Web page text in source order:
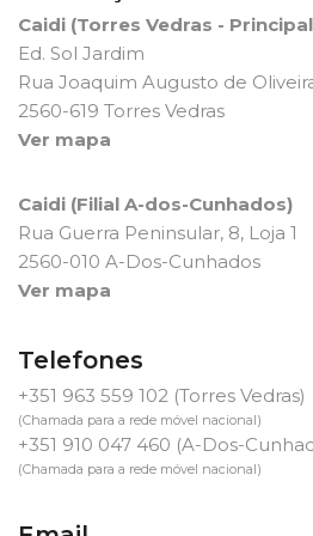
Caidi (Torres Vedras -
Ed. Sol Jardim
Rua Joaquim Augusto de
2560-619 Torres Vedras
Ver mapa
Caidi (Filial A-dos-Cunhados)
Rua Guerra Peninsular, 8, Loja 1
2560-010 A-Dos-Cunhados
Ver mapa
Telefones
+351 963 559 102 (Torres Vedras)
(Chamada para a rede móvel nacional)
+351 910 047 460 (A-Dos-
(Chamada para a rede móvel nacional)